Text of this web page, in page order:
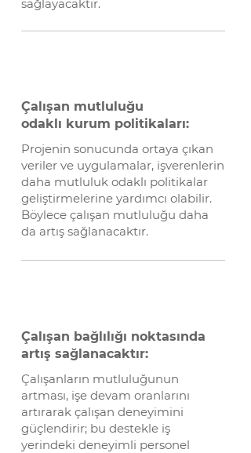
sağlayacaktır.
Çalışan mutluluğu
odaklı kurum politikaları:
Projenin sonucunda ortaya çıkan
veriler ve uygulamalar, işverenlerin
daha mutluluk odaklı politikalar
geliştirmelerine yardımcı olabilir.
Böylece çalışan mutluluğu daha
da artış sağlanacaktır.
Çalışan bağlılığı noktasında
artış sağlanacaktır:
Çalışanların mutluluğunun
artması, işe devam oranlarını
artırarak çalışan deneyimini
güçlendirir; bu destekle iş
yerindeki deneyimli personel